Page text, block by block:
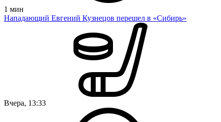
1 мин
Нападающий Евгений Кузнецов перешел в «Сибирь»
Вчера, 13:33